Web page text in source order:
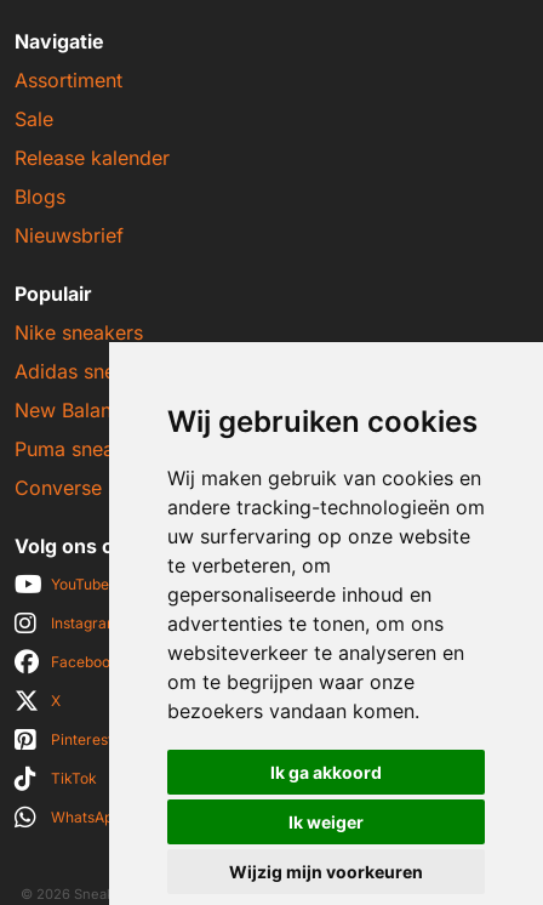
Wij gebruiken cookies
Wij maken gebruik van cookies en
andere tracking-technologieën om
uw surfervaring op onze website
te verbeteren, om
gepersonaliseerde inhoud en
advertenties te tonen, om ons
websiteverkeer te analyseren en
om te begrijpen waar onze
bezoekers vandaan komen.
Ik ga akkoord
Ik weiger
Wijzig mijn voorkeuren
Navigatie
Assortiment
Sale
Release kalender
Blogs
Nieuwsbrief
Populair
Nike sneakers
Adidas sneakers
New Balance sneakers
Puma sneakers
Converse sneakers
Volg ons op social media
YouTube
Instagram
Facebook
X
Pinterest
TikTok
WhatsApp
© 2026 Sneakerplaats.nl